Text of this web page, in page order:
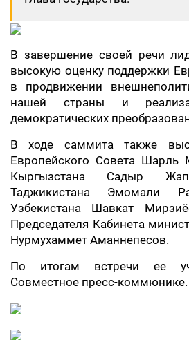
В завершение своей речи
высокую оценку поддержки
в продвижении
нашей страны и
демократических
В ходе саммита также
Европейского Совета Шарль
Кыргызстана Садыр
Таджикистана Эмомали
Узбекистана Шавкат
Председателя Кабинета
Нурмухаммет Аманнепесов.
По итогам встречи ее
Совместное пресс-коммюнике.